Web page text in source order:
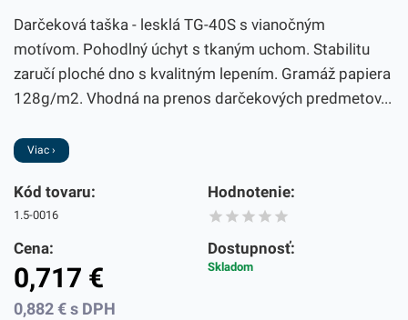
Darčeková taška - lesklá TG-40S s vianočným
motívom. Pohodlný úchyt s tkaným uchom. Stabilitu
zaručí ploché dno s kvalitným lepením. Gramáž papiera
128g/m2. Vhodná na prenos darčekových predmetov...
Viac ›
Kód tovaru:
1.5-0016
Hodnotenie:
Cena:
0,717 €
0,882€ s DPH
Dostupnosť:
Skladom